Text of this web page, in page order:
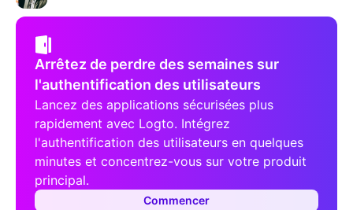
Arrêtez de perdre des semaines sur
l'authentification des utilisateurs
Lancez des applications sécurisées plus
rapidement avec Logto. Intégrez
l'authentification des utilisateurs en quelques
minutes et concentrez-vous sur votre produit
principal.
Commencer